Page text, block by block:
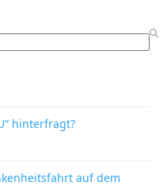
hinterfragt?
auf dem